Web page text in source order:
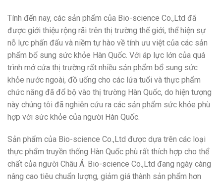
Tính đến nay, các sản phẩm của Bio-science Co.,Ltd đã
được giới thiệu rộng rãi trên thị trường thế giới, thể hiện sự
nỗ lực phấn đấu và niềm tự hào về tính ưu việt của các sản
phẩm bổ sung sức khỏe Hàn Quốc. Với áp lực lớn của quá
trình mở cửa thị trường rất nhiều sản phẩm bổ sung sức
khỏe nước ngoài, đồ uống cho các lứa tuổi và thực phẩm
chức năng đã đổ bộ vào thị trường Hàn Quốc, do hiện tượng
này chúng tôi đã nghiên cứu ra các sản phẩm sức khỏe phù
hợp với sức khỏe của người Hàn Quốc.
Sản phẩm của Bio-science Co.,Ltd được dựa trên các loại
thực phẩm truyền thống Hàn Quốc phù rất thích hợp cho thể
chất của người Châu Á. Bio-science Co.,Ltd đang ngày càng
nâng cao tiêu chuẩn lượng, giảm giá thành sản phẩm hơn